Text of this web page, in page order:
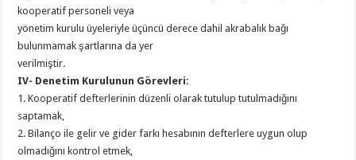
kooperatif personeli veya
yönetim kurulu üyeleriyle üçüncü derece dahil akrabalık bağı
bulunmamak şartlarına da yer
verilmiştir.
IV- Denetim Kurulunun Görevleri:
1. Kooperatif defterlerinin düzenli olarak tutulup tutulmadığını
saptamak,
2. Bilanço ile gelir ve gider farkı hesabının defterlere uygun olup
olmadığını kontrol etmek,